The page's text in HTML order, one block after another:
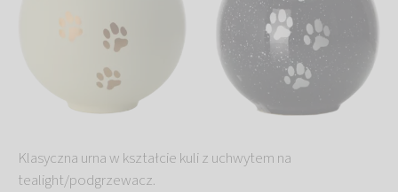
Klasyczna urna w kształcie kuli z uchwytem na
tealight/podgrzewacz.